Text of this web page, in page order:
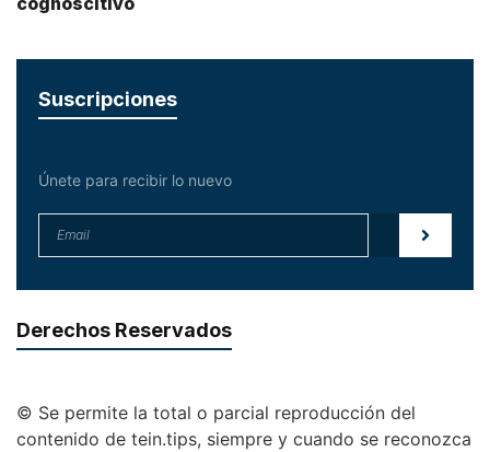
Suscripciones
Únete para recibir lo nuevo
Derechos Reservados
© Se permite la total o parcial reproducción del
contenido de tein.tips, siempre y cuando se reconozca